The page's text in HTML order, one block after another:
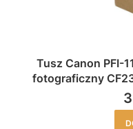
Tusz Canon PFI-
fotograficzny